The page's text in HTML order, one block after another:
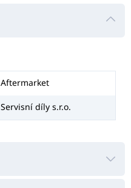
Aftermarket
Servisní díly s.r.o.